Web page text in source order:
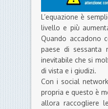
L’equazione è
livello e più
Quando accadono
paese di sessanta
inevitabile che si
di vista e i giudizi.
Con i social
propria e questo è
allora raccogliere